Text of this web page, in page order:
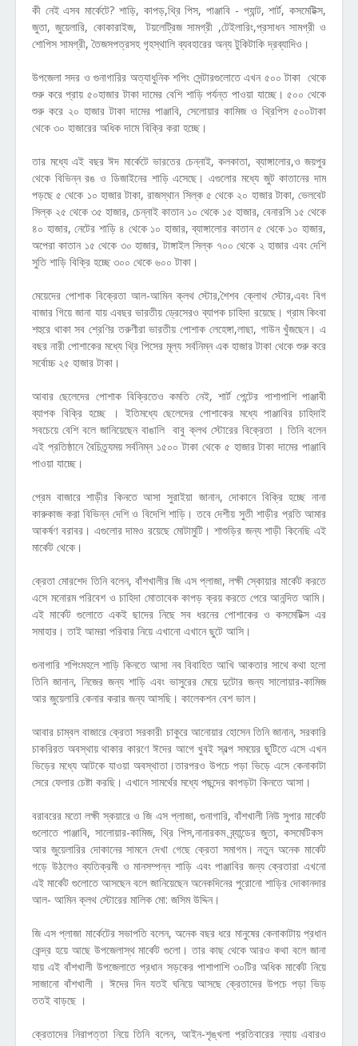
কী নেই এসব মার্কেটে? শাড়ি, কাপড়,থ্রি পিস, পাঞ্জাবি - প্যান্ট, শার্ট, কসমেটিক্স,
জুতা, জুয়েলারি, কোকারাইজ, টয়লেট্রিজ সামগ্রী ,টেইলারিং,প্রসাধন সামগ্রী ও
শোপিস সামগ্রী, তৈজসপত্রসহ গৃহস্থালি ব্যবহারের অন্য টুকিটাকি দ্রব্যাদিও।
উপজেলা সদর ও গুনাগারির অত্যাধুনিক শপিং সেন্টারগুলোতে এখন ৫০০ টাকা থেকে
শুরু করে প্রায় ৫০হাজার টাকা দামের বেশি শাড়ি পর্যন্ত পাওয়া যাচ্ছে। ৫০০ থেকে
শুরু করে ২০ হাজার টাকা দামের পাঞ্জাবি, সেলোয়ার কামিজ ও থ্রিপিস ৫০০টাকা
থেকে ৩০ হাজারের অধিক দামে বিক্রি করা হচ্ছে।
তার মধ্যে এই বছর ঈদ মার্কেটে ভারতের চেন্নাই, কলকাতা, ব্যাঙ্গালোর,ও জয়পুর
থেকে বিভিন্ন রঙ ও ডিজাইনের শাড়ি এসেছে। এগুলোর মধ্যে জুট কাতানের দাম
পড়ছে ৫ থেকে ১০ হাজার টাকা, রাজস্থান সিল্ক ৫ থেকে ২০ হাজার টাকা, ভেলবেট
সিল্ক ২৫ থেকে ৩৫ হাজার, চেন্নাই কাতান ১০ থেকে ১৫ হাজার, বেনারসি ১৫ থেকে
৪০ হাজার, নেটের শাড়ি ৪ থেকে ১০ হাজার, ব্যাঙ্গালোর কাতান ৫ থেকে ১০ হাজার,
অপেরা কাতান ১৫ থেকে ৩০ হাজার, টাঙ্গাইল সিল্ক ৭০০ থেকে ২ হাজার এবং দেশি
সুতি শাড়ি বিক্রি হচ্ছে ৩০০ থেকে ৬০০ টাকা।
মেয়েদের পোশাক বিক্রেতা আল-আমিন ক্লথ স্টোর,শৈশব ক্লোথ স্টোর,এবং বিগ
বাজার গিয়ে জানা যায় এবছর ভারতীয় ড্রেসেরও ব্যাপক চাহিদা রয়েছে। গ্রাম কিংবা
শহুরে থাকা সব শ্রেণির তরুণীরা ভারতীয় পোশাক লেহেঙ্গা,লাছা, গাউন খুঁজছেন। এ
বছর নারী পোশাকের মধ্যে থ্রি পিসের মূল্য সর্বনিম্ন এক হাজার টাকা থেকে শুরু করে
সর্বোচ্চ ২৫ হাজার টাকা।
আবার ছেলেদের পোশাক বিক্রিতেও কমতি নেই, শার্ট পেন্টের পাশাপাশি পাঞ্জাবী
ব্যাপক বিক্রি হচ্ছে । ইতিমধ্যে ছেলেদের পোশাকের মধ্যে পাঞ্জাবির চাহিদাই
সবচেয়ে বেশি বলে জানিয়েছেন বাঙালি বাবু ক্লথ স্টোরের বিক্রেতা । তিনি বলেন
এই প্রতিষ্ঠানে বৈচিত্র্যময় সর্বনিম্ন ১৫০০ টাকা থেকে ৫ হাজার টাকা দামের পাঞ্জাবি
পাওয়া যাচ্ছে।
প্রেম বাজারে শাড়ীর কিনতে আসা সুরাইয়া জানান, দোকানে বিক্রি হচ্ছে নানা
কারুকাজ করা বিভিন্ন দেশি ও বিদেশি শাড়ি। তবে দেশীয় সুতী শাড়ীর প্রতি আমার
আকর্ষণ বরাবর। এগুলোর দামও রয়েছে মোটামুটি। শাশুড়ির জন্য শাড়ী কিনেছি এই
মার্কেট থেকে।
ক্রেতা মোরশেদ তিনি বলেন, বাঁশখালীর জি এস প্লাজা, লক্ষী স্কোয়ার মার্কেট করতে
এসে মনোরম পরিবেশ ও চাহিদা মোতাবেক কাপড় ক্রয় করতে পেরে আনন্দিত আমি।
এই মার্কেট গুলোতে একই ছাদের নিছে সব ধরনের পোশাকের ও কসমেটিক্স এর
সমাহার। তাই আমরা পরিবার নিয়ে এখানো এখানে ছুটে আসি।
গুনাগারি শপিংমহলে শাড়ি কিনতে আসা নব বিবাহিত আখি আকতার সাথে কথা হলো
তিনি জানান, নিজের জন্য শাড়ি এবং ভাসুরের মেয়ে দুটোর জন্য সালোয়ার-কামিজ
আর জুয়েলারি কেনার করার জন্য আসছি। কালেকশন বেশ ভাল।
আবার চাম্বল বাজারে ক্রেতা সরকারী চাকুরে আনোয়ার হোসেন তিনি জানান, সরকারি
চাকরিরত অবস্থায় থাকার কারণে ঈদের আগে খুবই স্বল্প সময়ের ছুটিতে এসে এখন
ভিড়ের মধ্যে আটকে যাওয়া অবস্থাতা।তারপরও উপচে পড়া ভিড়ে এসে কেনাকাটা
সেরে ফেলার চেষ্টা করছি। এখানে সামর্থের মধ্যে পছন্দের কাপড়টা কিনতে আসা।
বরাবরের মতো লক্ষী স্কয়ারে ও জি এস প্লাজা, গুনাগারি, বাঁশখালী নিউ সুপার মার্কেট
গুলোতে পাঞ্জাবি, সালোয়ার-কামিজ, থ্রি পিস,নানারকম ব্র্যান্ডের জুতা, কসমেটিকস
আর জুয়েলারির দোকানের সামনে দেখা গেছে ক্রেতা সমাগম। নতুন অনেক মার্কেট
গড়ে উঠলেও ব্যতিক্রমী ও মানসম্পন্ন শাড়ি এবং পাঞ্জাবির জন্য ক্রেতারা এখনো
এই মার্কেট গুলোতে আসছেন বলে জানিয়েছেন অনেকদিনের পুরোনো শাড়ির দোকানদার
আল- আমিন ক্লথ স্টোরের মালিক মো: জসিম উদ্দিন।
জি এস প্লাজা মার্কেটের সভাপতি বলেন, অনেক বছর ধরে মানুষের কেনাকাটায় প্রধান
কেন্দ্র হয়ে আছে উপজেলাস্থ মার্কেট গুলো। তার কাছ থেকে আরও কথা বলে জানা
যায় এই বাঁশখালী উপজেলাতে প্রধান সড়কের পাশাপাশি ৩০টির অধিক মার্কেট নিয়ে
সাজানো বাঁশখালী । ঈদের দিন যতই ঘনিয়ে আসছে ক্রেতাদের উপচে পড়া ভিড়
ততই বাড়ছে ।
ক্রেতাদের নিরাপত্তা নিয়ে তিনি বলেন, আইন-শৃঙ্খলা প্রতিবারের ন্যায় এবারও